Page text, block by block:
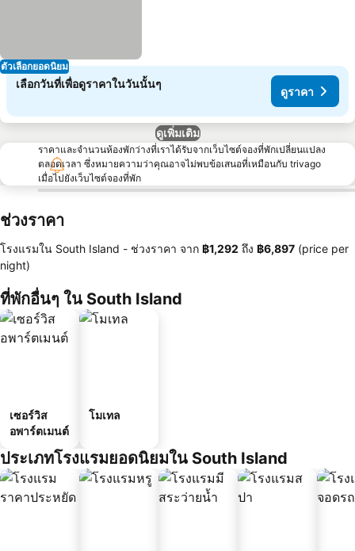
ตัวเลือกยอดนิยม
เลือกวันที่เพื่อดูราคาในวันนั้นๆ
ดูราคา
ดูเพิ่มเติม
ราคาและจำนวนห้องพักว่างที่เราได้รับจากเว็บไซต์จองที่พักเปลี่ยนแปลง
ตลอดเวลา ซึ่งหมายความว่าคุณอาจไม่พบข้อเสนอที่เหมือนกับ trivago
เมื่อไปยังเว็บไซต์จองที่พัก
ช่วงราคา
โรงแรมใน South Island - ช่วงราคา จาก ‎฿1,292 ถึง ‎฿6,897 (price per
night)
ที่พักอื่นๆ ใน South Island
เซอร์วิส
อพาร์ตเมนต์
โมเทล
ประเภทโรงแรมยอดนิยมใน South Island